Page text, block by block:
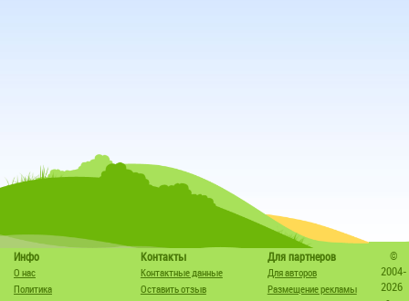
Инфо
О нас
Политика
Контакты
Контактные данные
Оставить отзыв
Для партнеров
Для авторов
Размещение рекламы
©
2004-
2026